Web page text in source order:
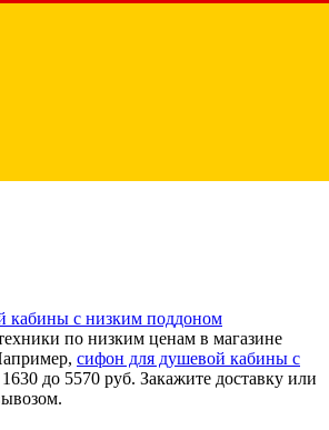
по низким ценам в магазине
сифон для душевой кабины с
до 5570 руб. Закажите доставку или